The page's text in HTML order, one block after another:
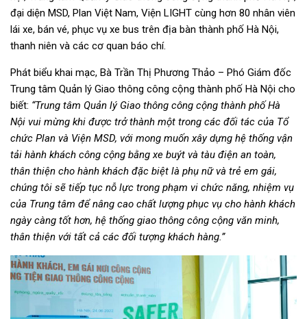
đại diện MSD, Plan Việt Nam, Viện LIGHT cùng hơn 80 nhân viên
lái xe, bán vé, phục vụ xe bus trên địa bàn thành phố Hà Nội,
thanh niên và các cơ quan báo chí.
Phát biểu khai mạc, Bà Trần Thị Phương Thảo – Phó Giám đốc
Trung tâm Quản lý Giao thông công cộng thành phố Hà Nội cho
biết: “Trung tâm Quản lý Giao thông công cộng thành phố Hà
Nội vui mừng khi được trở thành một trong các đối tác của Tổ
chức Plan và Viện MSD, với mong muốn xây dựng hệ thống vận
tải hành khách công cộng bằng xe buýt và tàu điện an toàn,
thân thiện cho hành khách đặc biệt là phụ nữ và trẻ em gái,
chúng tôi sẽ tiếp tục nỗ lực trong phạm vi chức năng, nhiệm vụ
của Trung tâm để nâng cao chất lượng phục vụ cho hành khách
ngày càng tốt hơn, hệ thống giao thông công cộng văn minh,
thân thiện với tất cả các đối tượng khách hàng.”